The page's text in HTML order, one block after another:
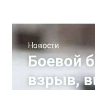
Новости
Боевой
взрыв,